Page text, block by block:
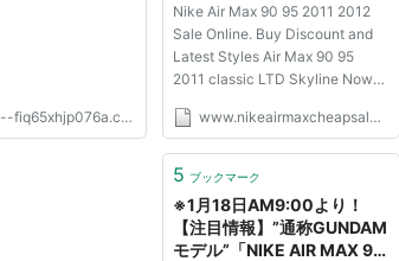
fiq65xhjp076a.com
Nike Air Max 90 95 2011 2012
Sale Online. Buy Discount and
Latest Styles Air Max 90 95
2011 classic LTD Skyline Now
is undoubtedly made to bring
unique and large air cushion
sh...
www.nikeairmaxcheapsales.co.uk
5 ブックマーク
※1月18日AM9:00より！
【注目情報】”通称GUNDAM
モデル”「NIKE AIR MAX 98